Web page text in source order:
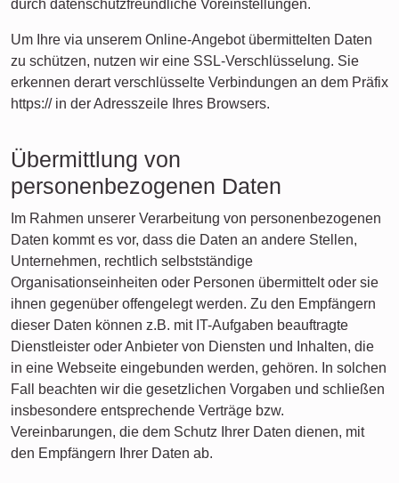
durch datenschutzfreundliche Voreinstellungen.
Um Ihre via unserem Online-Angebot übermittelten Daten
zu schützen, nutzen wir eine SSL-Verschlüsselung. Sie
erkennen derart verschlüsselte Verbindungen an dem Präfix
https:// in der Adresszeile Ihres Browsers.
Übermittlung von
personenbezogenen Daten
Im Rahmen unserer Verarbeitung von personenbezogenen
Daten kommt es vor, dass die Daten an andere Stellen,
Unternehmen, rechtlich selbstständige
Organisationseinheiten oder Personen übermittelt oder sie
ihnen gegenüber offengelegt werden. Zu den Empfängern
dieser Daten können z.B. mit IT-Aufgaben beauftragte
Dienstleister oder Anbieter von Diensten und Inhalten, die
in eine Webseite eingebunden werden, gehören. In solchen
Fall beachten wir die gesetzlichen Vorgaben und schließen
insbesondere entsprechende Verträge bzw.
Vereinbarungen, die dem Schutz Ihrer Daten dienen, mit
den Empfängern Ihrer Daten ab.